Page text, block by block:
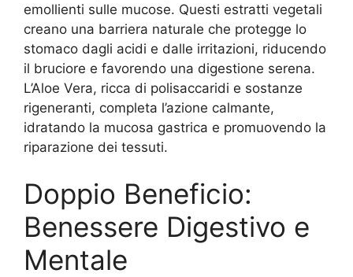
emollienti sulle mucose. Questi estratti vegetali
creano una barriera naturale che protegge lo
stomaco dagli acidi e dalle irritazioni, riducendo
il bruciore e favorendo una digestione serena.
L’Aloe Vera, ricca di polisaccaridi e sostanze
rigeneranti, completa l’azione calmante,
idratando la mucosa gastrica e promuovendo la
riparazione dei tessuti.
Doppio Beneficio:
Benessere Digestivo e
Mentale